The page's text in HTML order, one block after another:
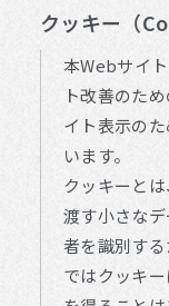
クッキー（
本Webサイ
ト改善のた
イト表示の
います。
クッキーと
渡す小さな
者を識別す
ではクッキ